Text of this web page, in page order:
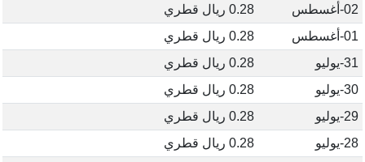
02-أغسطس
0.28 ريال قطري
01-أغسطس
0.28 ريال قطري
31-يوليو
0.28 ريال قطري
30-يوليو
0.28 ريال قطري
29-يوليو
0.28 ريال قطري
28-يوليو
0.28 ريال قطري